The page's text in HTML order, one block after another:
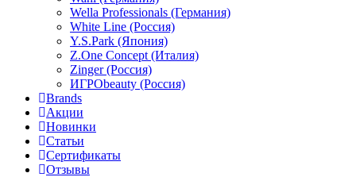
Wella Professionals (Германия)
White Line (Россия)
Y.S.Park (Япония)
Z.One Concept (Италия)
Zinger (Россия)
ИГРОbeauty (Россия)
Brands
Акции
Новинки
Статьи
Сертификаты
Отзывы